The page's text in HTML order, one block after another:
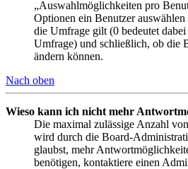
„Auswahlmöglichkeiten pro
Optionen ein Benutzer
die Umfrage gilt (0 bedeutet
Umfrage) und schließlich, ob die
ändern können.
Nach oben
Wieso kann ich nicht mehr
Die maximal zulässige Anzahl
wird durch die Board-
glaubst, mehr
benötigen, kontaktiere einen